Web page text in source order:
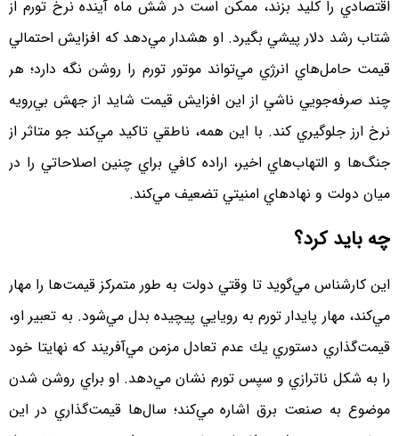
اقتصادي را كليد بزند، ممكن است در شش ماه آينده نرخ تورم از
شتاب رشد دلار پيشي بگيرد. او هشدار مي‌دهد كه افزايش احتمالي
قيمت حامل‌هاي انرژي مي‌تواند موتور تورم را روشن نگه دارد؛ هر
چند صرفه‌جويي ناشي از اين افزايش قيمت شايد از جهش بي‌رويه
نرخ ارز جلوگيري كند. با اين همه، ناطقي تاكيد مي‌كند جو متاثر از
جنگ‌ها و التهاب‌هاي اخير، اراده كافي براي چنين اصلاحاتي را در
ميان دولت و نهادهاي امنيتي تضعيف مي‌كند.
چه بايد كرد؟
اين كارشناس مي‌گويد تا وقتي دولت به‌ طور متمركز قيمت‌ها را مهار
مي‌كند، مهار پايدار تورم به رويايي پيچيده بدل مي‌شود. به تعبير او،
قيمت‌گذاري دستوري يك عدم‌ تعادل مزمن مي‌آفريند كه نهايتا خود
را به شكل ناترازي و سپس تورم نشان مي‌دهد. او براي روشن شدن
موضوع به صنعت برق اشاره مي‌كند؛ سال‌ها قيمت‌گذاري در اين